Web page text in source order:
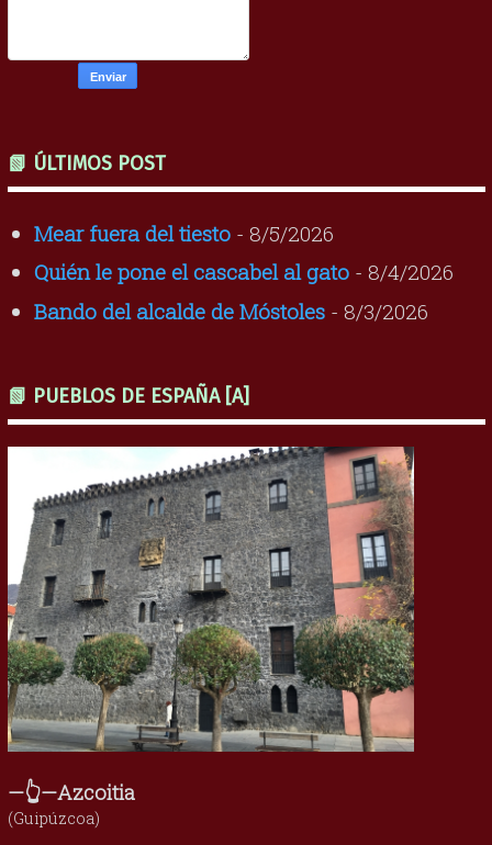
📗 ÚLTIMOS POST
Mear fuera del tiesto- 8/5/2026
Quién le pone el cascabel al gato- 8/4/2026
Bando del alcalde de Móstoles- 8/3/2026
📗 PUEBLOS DE ESPAÑA [A]
—👆—Azcoitia
(Guipúzcoa)